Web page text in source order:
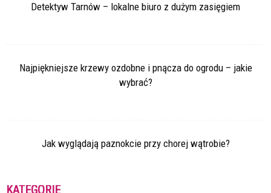
Detektyw Tarnów – lokalne biuro z dużym zasięgiem
Najpiękniejsze krzewy ozdobne i pnącza do ogrodu – jakie
wybrać?
Jak wyglądają paznokcie przy chorej wątrobie?